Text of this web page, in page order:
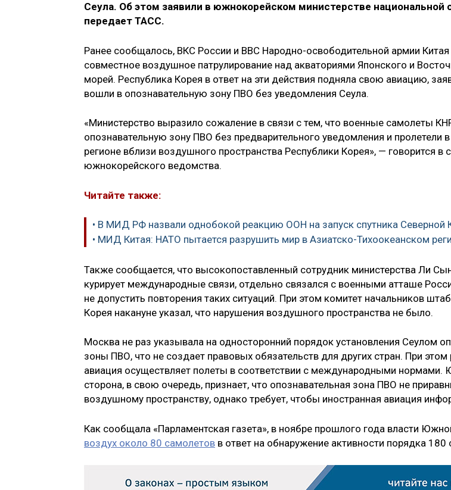
Сеула. Об этом заявили в южнокорейском министерстве национальной
передает ТАСС.
Ранее сообщалось, ВКС России и ВВС Народно-освободительной армии Китая
совместное воздушное патрулирование над акваториями Японского и
морей. Республика Корея в ответ на эти действия подняла свою авиацию,
вошли в опознавательную зону ПВО без уведомления Сеула.
«Министерство выразило сожаление в связи с тем, что военные самолеты
опознавательную зону ПВО без предварительного уведомления и пролетели
регионе вблизи воздушного пространства Республики Корея», — говорится в
южнокорейского ведомства.
Читайте также:
• В МИД РФ назвали однобокой реакцию ООН на запуск спутника Северной
• МИД Китая: НАТО пытается разрушить мир в Азиатско-Тихоокеанском
Также сообщается, что высокопоставленный сотрудник министерства Ли
курирует международные связи, отдельно связался с военными атташе
не допустить повторения таких ситуаций. При этом комитет начальников
Корея накануне указал, что нарушения воздушного пространства не было.
Москва не раз указывала на односторонний порядок установления Сеулом
зоны ПВО, что не создает правовых обязательств для других стран. При этом
авиация осуществляет полеты в соответствии с международными нормами.
сторона, в свою очередь, признает, что опознавательная зона ПВО не
воздушному пространству, однако требует, чтобы иностранная авиация
Как сообщала «Парламентская газета», в ноябре прошлого года власти
воздух около 80 самолетов в ответ на обнаружение активности порядка